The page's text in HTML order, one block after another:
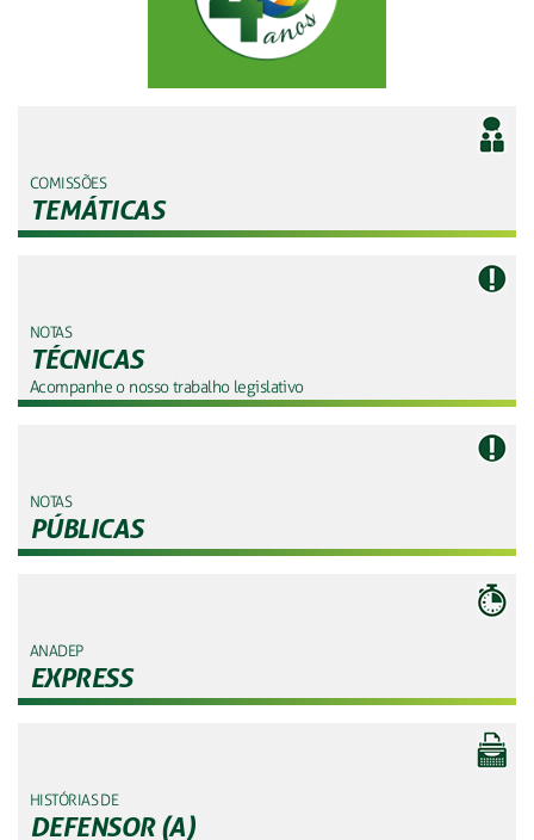
COMISSÕES
TEMÁTICAS
NOTAS
TÉCNICAS
Acompanhe o nosso trabalho legislativo
NOTAS
PÚBLICAS
ANADEP
EXPRESS
HISTÓRIAS DE
DEFENSOR (A)